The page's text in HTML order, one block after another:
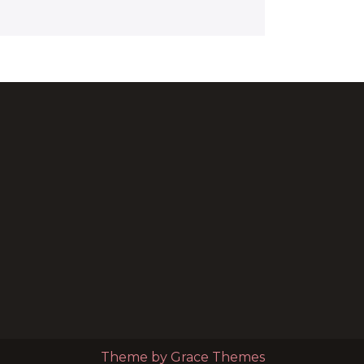
Theme by Grace Themes